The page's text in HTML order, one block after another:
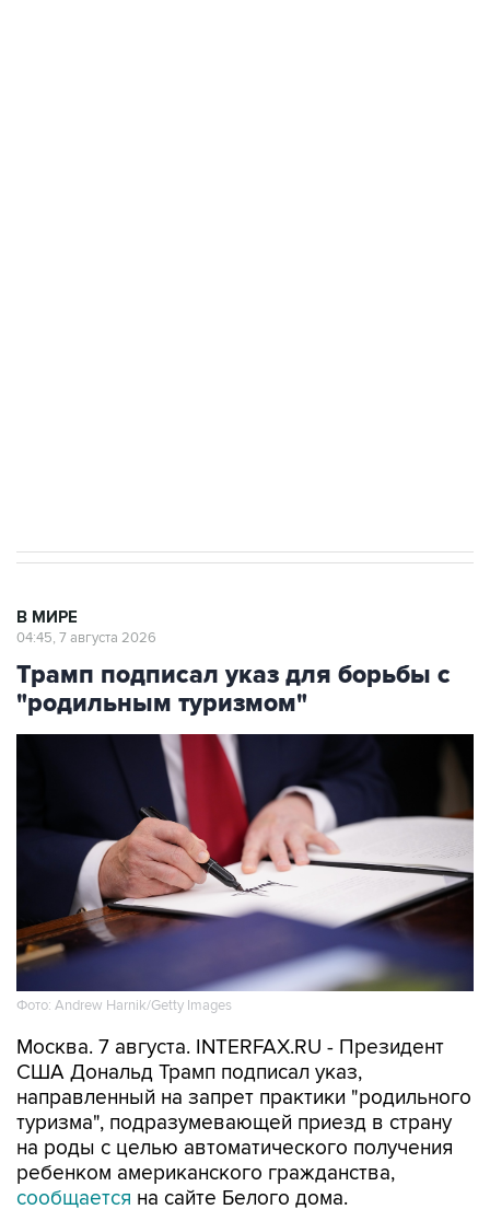
В МИРЕ
04:45, 7 августа 2026
Трамп подписал указ для борьбы с
"родильным туризмом"
Фото: Andrew Harnik/Getty Images
Москва. 7 августа. INTERFAX.RU - Президент
США Дональд Трамп подписал указ,
направленный на запрет практики "родильного
туризма", подразумевающей приезд в страну
на роды с целью автоматического получения
ребенком американского гражданства,
сообщается на сайте Белого дома.